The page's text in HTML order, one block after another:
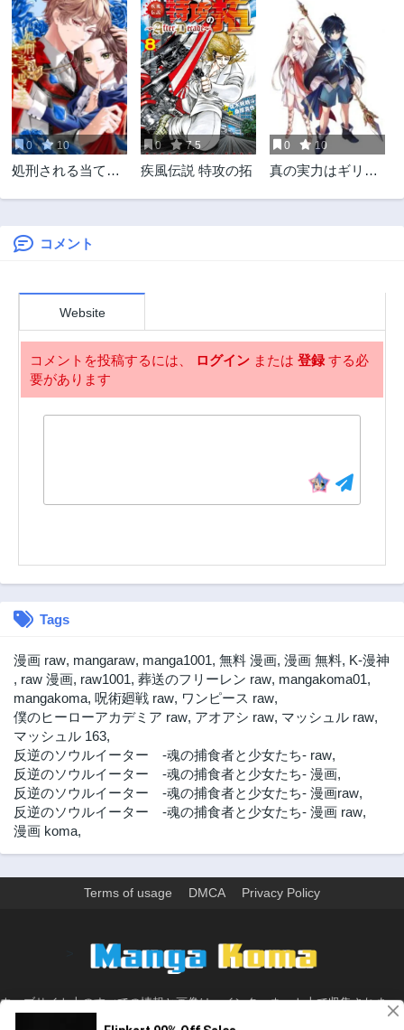
第17.2話
3ヶ月前
第17.1話
3ヶ月前
第16.2話
3ヶ月前
第16.1話
3ヶ月前
第15.2話
3ヶ月前
第15.1話
3ヶ月前
第14.2話
3ヶ月前
第14.1話
3ヶ月前
第13.2話 第13.1話
第12.2話
第11.2話
3ヶ月前
第10.2話
2年前
第10.1話
2年前
第9話
2年前 2年前
0 10
処刑される当て馬
0 7.5
疾風伝説 特攻の拓
0 10
真の実力はギリギ
Hide My True
Girigiri made
Kakushite Iyou to
Omou
コメント
Website
コメントを投稿するには、 ログイン または 登録する必
要があります
Tags
漫画 raw, mangaraw, manga1001, 無料 漫画, 漫画 無料, K-漫神
, raw 漫画, raw1001, 葬送のフリーレン raw, mangakoma01,
mangakoma, 呪術廻戦 raw, ワンピース raw,
僕のヒーローアカデミア raw, アオアシ raw, マッシュル raw,
マッシュル 163,
反逆のソウルイーター -魂の捕食者と少女たち- raw,
反逆のソウルイーター -魂の捕食者と少女たち- 漫画,
反逆のソウルイーター -魂の捕食者と少女たち- 漫画raw,
反逆のソウルイーター -魂の捕食者と少女たち- 漫画 raw,
漫画 koma,
Terms of usage DMCA Privacy Policy
ウェブサイト上のすべての情報と画像は、インターネット上で収集されま
す。 このウェブサイトの情報については、所有していないか、責任を負いま